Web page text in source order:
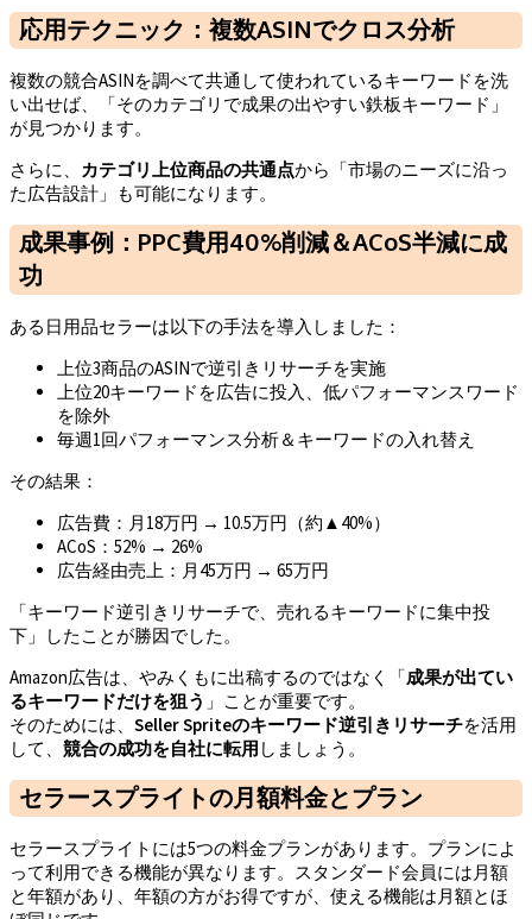
応用テクニック：複数ASINでクロス分析
複数の競合ASINを調べて共通して使われているキーワードを洗
い出せば、「そのカテゴリで成果の出やすい鉄板キーワード」
が見つかります。
さらに、
カテゴリ上位商品の共通点から「市場のニーズに沿っ
た広告設計」も可能になります。
成果事例：PPC費用40%削減＆ACoS半減に成
功
ある日用品セラーは以下の手法を導入しました：
上位3商品のASINで逆引きリサーチを実施
上位20キーワードを広告に投入、低パフォーマンスワード
を除外
毎週1回パフォーマンス分析＆キーワードの入れ替え
その結果：
広告費：月18万円 → 10.5万円（約▲40%）
ACoS：52% → 26%
広告経由売上：月45万円 → 65万円
「キーワード逆引きリサーチで、売れるキーワードに集中投
下」したことが勝因でした。
Amazon広告は、やみくもに出稿するのではなく「成果が出てい
るキーワードだけを狙う 」ことが重要です。
そのためには、 Seller Spriteのキーワード逆引きリサーチを活用
して、 競合の成功を自社に転用 しましょう。
セラースプライトの月額料金とプラン
セラースプライトには5つの料金プランがあります。プランによ
って利用できる機能が異なります。スタンダード会員には月額
と年額があり、年額の方がお得ですが、使える機能は月額とほ